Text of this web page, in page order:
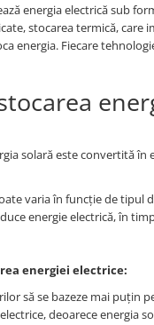
energia electrică sub
stocarea termică, care
energia. Fiecare
solară este convertită
varia în funcție de
energie electrică, în
energiei electrice:
să se bazeze mai puțin
deoarece energia